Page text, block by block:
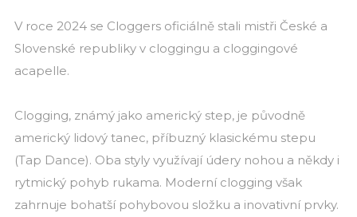
V roce 2024 se Cloggers oficiálně stali mistři České a
Slovenské republiky v cloggingu a cloggingové
acapelle.
Clogging, známý jako americký step, je původně
americký lidový tanec, příbuzný klasickému stepu
(Tap Dance). Oba styly využívají údery nohou a někdy i
rytmický pohyb rukama. Moderní clogging však
zahrnuje bohatší pohybovou složku a inovativní prvky.